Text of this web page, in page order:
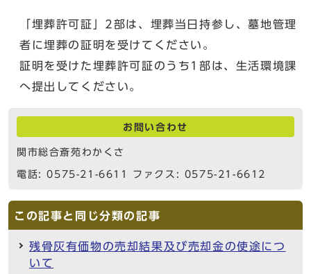
「埋葬許可証」2部は、埋葬当日持参し、墓地管理
者に埋葬の証明を受けてください。
証明を受けた埋葬許可証のうち1部は、生活環境課
へ提出してください。
お問い合わせ
関市総合斎苑わかくさ
電話: 0575-21-6611 ファクス: 0575-21-6612
この記事と同じ分類の記事
残骨灰有価物の売却結果及び売却金の使途につ
いて